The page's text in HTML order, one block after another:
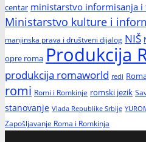
centar ministarstvo informisanja
Ministarstvo kulture i
manjinska prava i društveni dijalog NIŠ
opre roma Produkcija
produkcija romaworld redi
romi Romi i Romkinje romski jezik
stanovanje Vlada Republike Srbije
Zapošljavanje Roma i Romkinja